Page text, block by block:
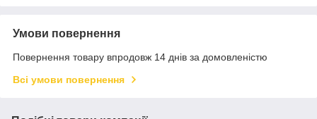
Умови повернення
Повернення товару впродовж 14 днів за домовленістю
Всі умови повернення